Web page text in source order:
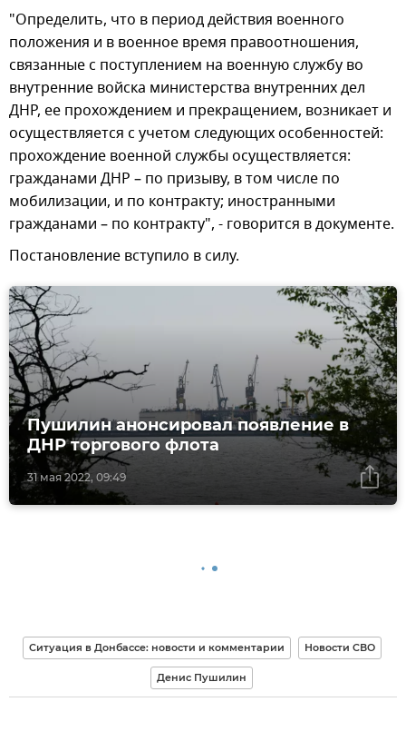
"Определить, что в период действия военного
положения и в военное время правоотношения,
связанные с поступлением на военную службу во
внутренние войска министерства внутренних дел
ДНР, ее прохождением и прекращением, возникает и
осуществляется с учетом следующих особенностей:
прохождение военной службы осуществляется:
гражданами ДНР – по призыву, в том числе по
мобилизации, и по контракту; иностранными
гражданами – по контракту", - говорится в документе.
Постановление вступило в силу.
31 мая 2022, 09:49
Пушилин анонсировал появление в
ДНР торгового флота
Ситуация в Донбассе: новости и комментарии Новости СВО
Денис Пушилин